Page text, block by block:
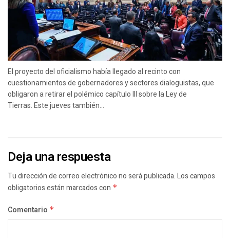
El proyecto del oficialismo había llegado al recinto con
cuestionamientos de gobernadores y sectores dialoguistas, que
obligaron a retirar el polémico capítulo III sobre la Ley de
Tierras. Este jueves también...
Deja una respuesta
Tu dirección de correo electrónico no será publicada.Los campos
obligatorios están marcados con *
Comentario *